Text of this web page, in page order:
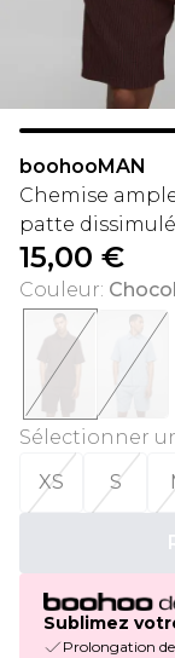
boohooMAN
Chemise
patte
15,00 €
Couleur:
Sélectionner
XS
S
Sublimez
Prolongation